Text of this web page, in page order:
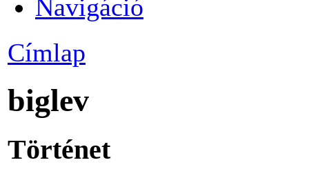
Navigáció
Címlap
biglev
Történet